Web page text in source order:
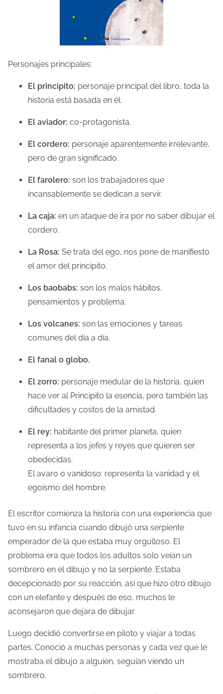
Personajes principales:
El principito: personaje principal del libro, toda la
historia está basada en él.
El aviador: co-protagonista.
El cordero: personaje aparentemente irrelevante,
pero de gran significado.
El farolero: son los trabajadores que
incansablemente se dedican a servir.
La caja: en un ataque de ira por no saber dibujar el
cordero.
La Rosa: Se trata del ego, nos pone de manifiesto
el amor del principito.
Los baobabs: son los malos hábitos,
pensamientos y problema.
Los volcanes: son las emociones y tareas
comunes del día a día.
El fanal o globo.
El zorro: personaje medular de la historia, quien
hace ver al Principito la esencia, pero también las
dificultades y costos de la amistad.
El rey: habitante del primer planeta, quien
representa a los jefes y reyes que quieren ser
obedecidas.
El avaro o vanidoso: representa la vanidad y el
egoísmo del hombre.
El escritor comienza la historia con una experiencia que
tuvo en su infancia cuando dibujó una serpiente
emperador de la que estaba muy orgulloso. El
problema era que todos los adultos solo veían un
sombrero en el dibujo y no la serpiente. Estaba
decepcionado por su reacción, así que hizo otro dibujo
con un elefante y después de eso, muchos le
aconsejaron que dejara de dibujar.
Luego decidió convertirse en piloto y viajar a todas
partes. Conoció a muchas personas y cada vez que le
mostraba el dibujo a alguien, seguían viendo un
sombrero.